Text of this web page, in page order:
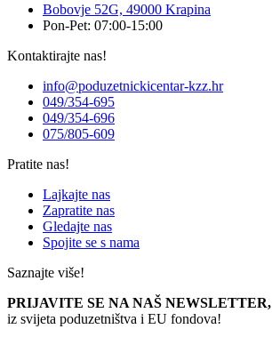
Bobovje 52G, 49000 Krapina
Pon-Pet: 07:00-15:00
Kontaktirajte nas!
info@poduzetnickicentar-kzz.hr
049/354-695
049/354-696
075/805-609
Pratite nas!
Lajkajte nas
Zapratite nas
Gledajte nas
Spojite se s nama
Saznajte više!
PRIJAVITE SE NA NAŠ NEWSLETTER,
iz svijeta poduzetništva i EU fondova!